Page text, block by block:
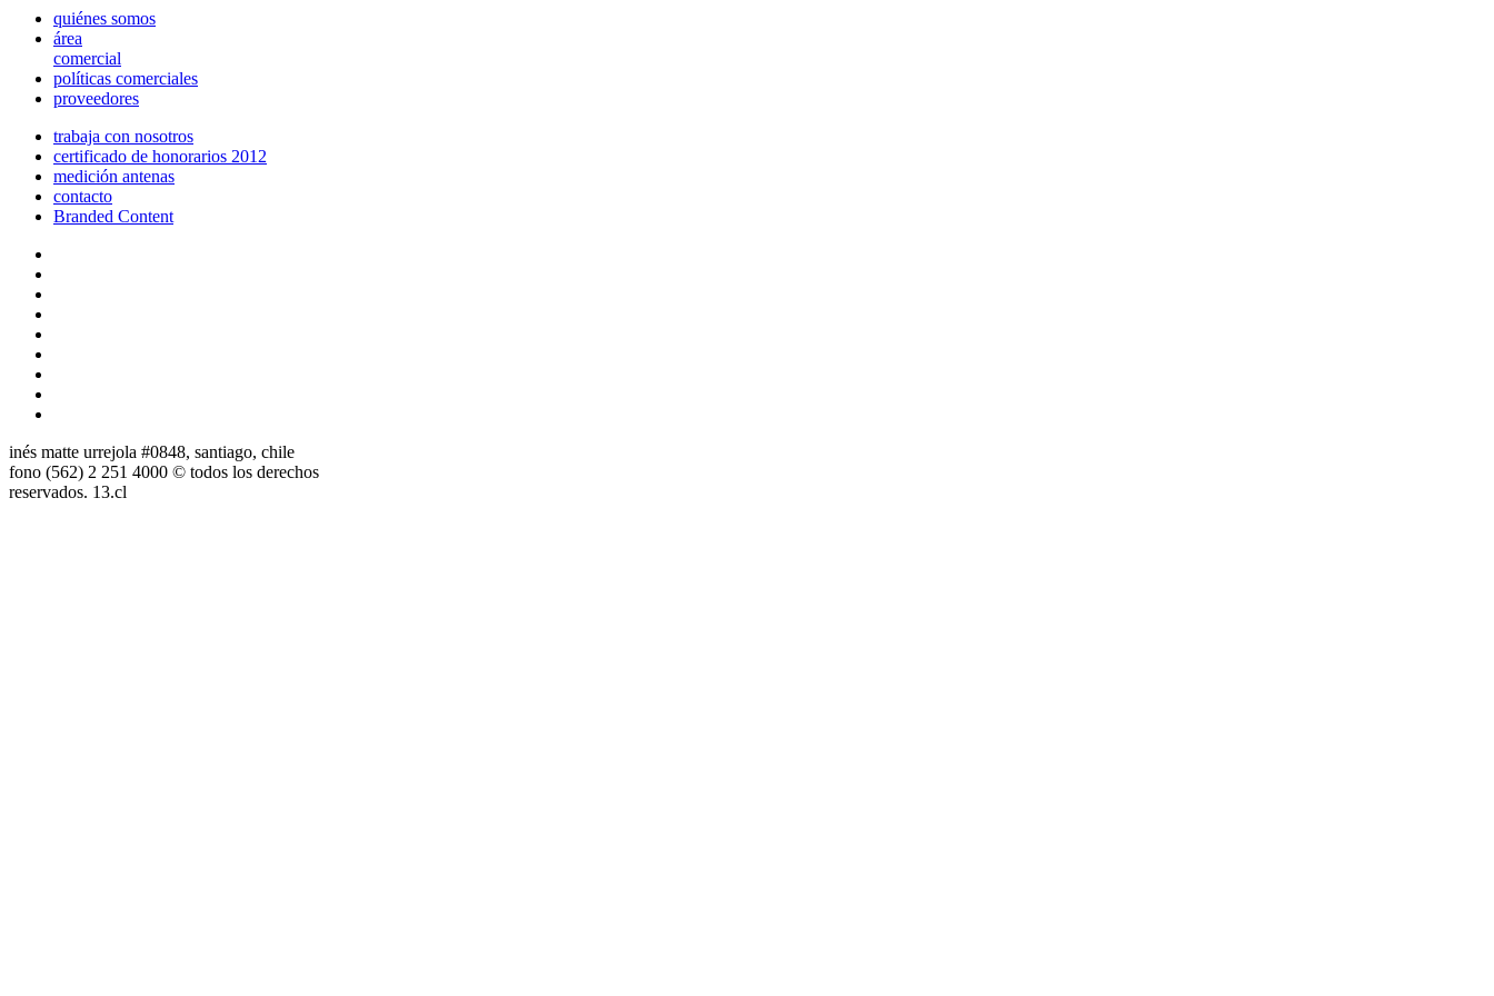
quiénes somos
área
comercial
políticas comerciales
proveedores
trabaja con nosotros
certificado de honorarios 2012
medición antenas
contacto
Branded Content
inés matte urrejola #0848, santiago, chile
fono (562) 2 251 4000 © todos los derechos
reservados. 13.cl